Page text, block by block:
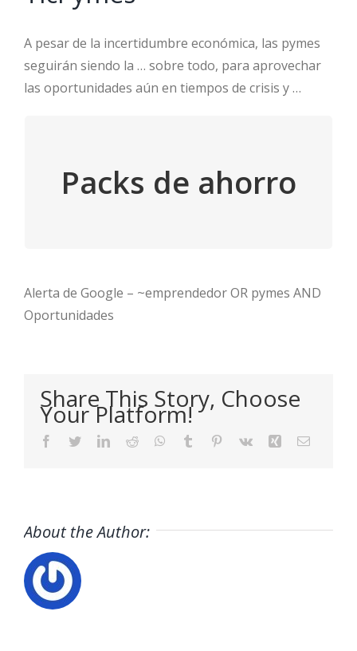
A pesar de la incertidumbre económica, las pymes
seguirán siendo la … sobre todo, para aprovechar
las oportunidades aún en tiempos de crisis y …
Packs de ahorro
MANOS
Alerta de Google – ~emprendedor OR pymes AND
Oportunidades
Share This Story, Choose
Your Platform!
Facebook
TwitterLinkedIn
Reddit WhatsApp
Tumblr Pinterest
Vk Xing Email
About the Author: